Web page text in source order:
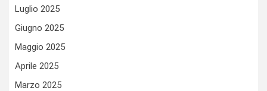
Luglio 2025
Giugno 2025
Maggio 2025
Aprile 2025
Marzo 2025